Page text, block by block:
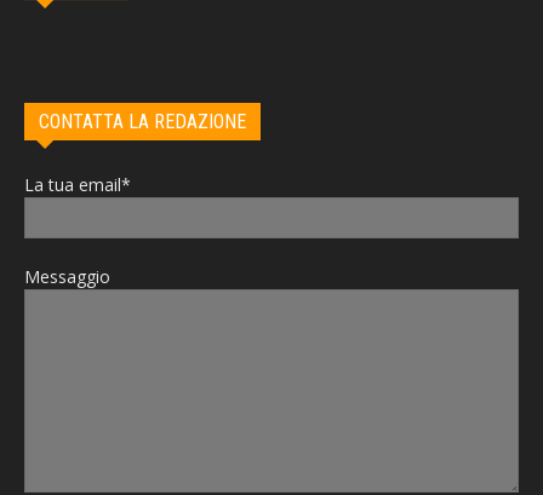
CONTATTA LA REDAZIONE
La tua email*
Messaggio